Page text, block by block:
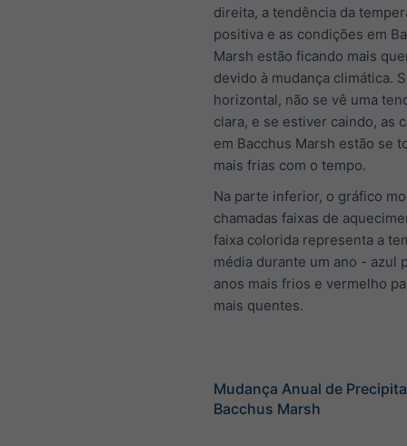
direita, a tendência da
positiva e as condições em
Marsh estão ficando mais
devido à mudança climática.
horizontal, não se vê uma
clara, e se estiver caindo, as
em Bacchus Marsh estão se
mais frias com o tempo.
Na parte inferior, o gráfico
chamadas faixas de
faixa colorida representa a
média durante um ano - azul
anos mais frios e vermelho
mais quentes.
Mudança Anual de
Bacchus Marsh